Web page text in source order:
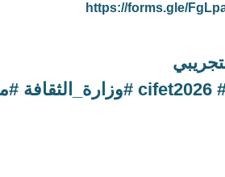
https://forms.gle/